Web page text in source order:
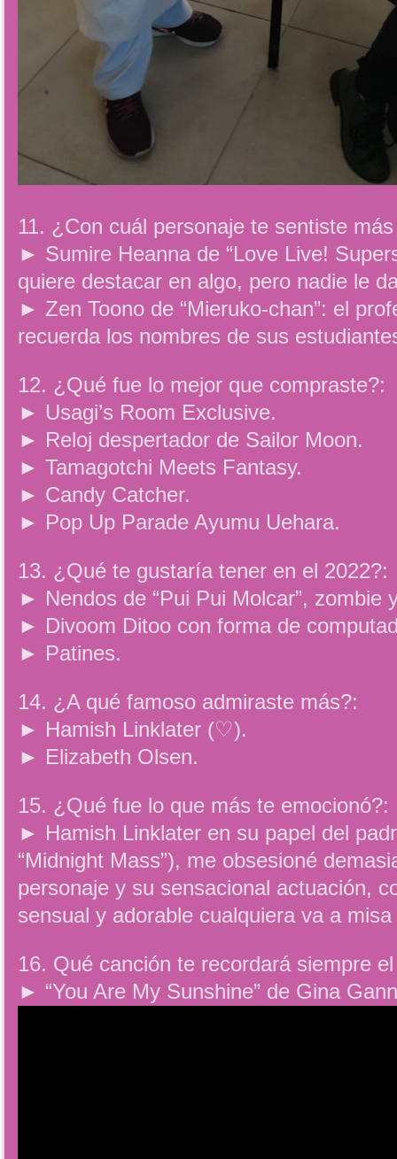
11. ¿Con cuál personaje te sentiste
► Sumire Heanna de “Love Live!
quiere destacar en algo, pero nadie le
► Zen Toono de “Mieruko-chan”: el
recuerda los nombres de sus
12. ¿Qué fue lo mejor que compraste?:
► Usagi’s Room Exclusive.
► Reloj despertador de Sailor Moon.
► Tamagotchi Meets Fantasy.
► Candy Catcher.
► Pop Up Parade Ayumu Uehara.
13. ¿Qué te gustaría tener en el 2022?:
► Nendos de “Pui Pui Molcar”, zombie
► Divoom Ditoo con forma de
► Patines.
14. ¿A qué famoso admiraste más?:
► Hamish Linklater (♡).
► Elizabeth Olsen.
15. ¿Qué fue lo que más te emocionó?:
► Hamish Linklater en su papel del
“Midnight Mass”), me obsesioné
personaje y su sensacional actuación,
sensual y adorable cualquiera va a
16. Qué canción te recordará siempre
► “You Are My Sunshine” de Gina